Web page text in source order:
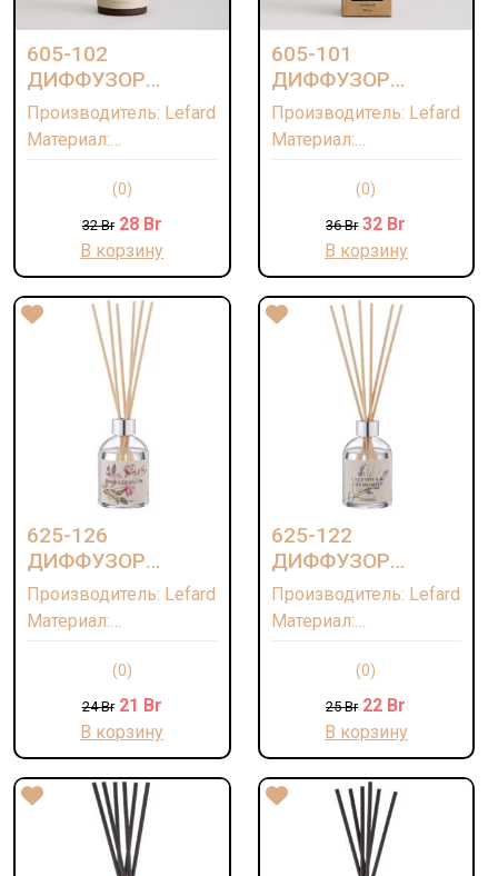
605-102
ДИФФУЗОР
АРОМАТИЧЕСКИЙ
"LEATHER" RAIN
FOREST 150 МЛ
Производитель: Lefard
Материал:
(моно) метиловый
эфир, вода,
ароматическая
композиция/Стекло/
Фибровые палочки
Страна: КИТАЙ
(0)
32Br 28 Br
В корзину
605-101
ДИФФУЗОР
АРОМАТИЧЕСКИЙ
"LEATHER" URBAN
BAMBOO 150 МЛ
Производитель: Lefard
Материал:
(моно) метиловый
эфир, вода,
ароматическая
композиция/Стекло/
Фибровые палочки
Страна: КИТАЙ
(0)
36Br 32 Br
В корзину
625-126
ДИФФУЗОР
АРОМАТИЧЕСКИЙ
"ROSE GERANIUM"
100 МЛ
Производитель: Lefard
Материал:
ароматическая
композиция/Стекло/
Палочки-лавсан
Страна: КИТАЙ
(0)
24Br 21 Br
В корзину
625-122
ДИФФУЗОР
АРОМАТИЧЕСКИЙ
"LAVENDER &
CHAMOMILE" 100
Производитель: Lefard
Материал:
ароматическая
композиция/Стекло/
Палочки-лавсан
Страна: КИТАЙ
(0)
25Br 22 Br
В корзину